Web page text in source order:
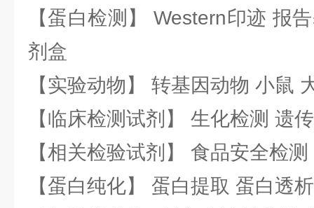
【蛋白检测】 Western印迹 报
剂盒
【实验动物】 转基因动物 小鼠
【临床检测试剂】 生化检测 遗
【相关检验试剂】 食品安全检
【蛋白纯化】 蛋白提取 蛋白透